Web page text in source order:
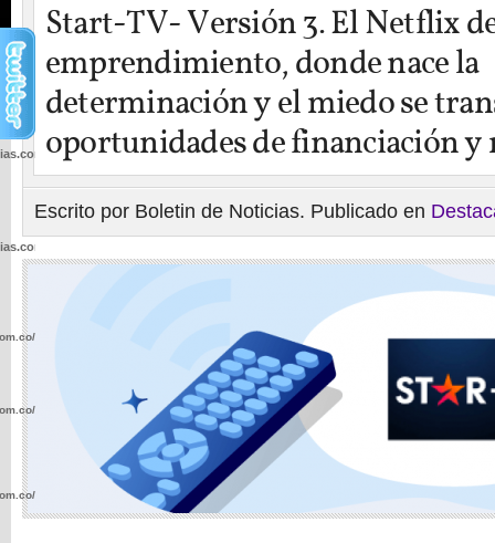
Start-TV- Versión 3. El Netflix
emprendimiento, donde nace la
determinación y el miedo se
oportunidades de financiación y
Escrito por Boletin de Noticias. Publicado en
wp-
wp-
wp-
wp-
wp-